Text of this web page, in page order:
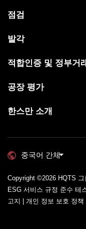
점검
발각
적합인증 및 정부거
공장 평가
한스만 소개
중국어 간체
Copyright ©2026 HQTS
ESG 서비스 규정 준수 테
고지 | 개인 정보 보호 정책